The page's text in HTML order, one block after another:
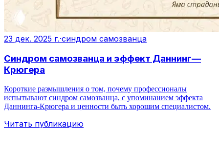
23 дек. 2025 г.·синдром самозванца
Синдром самозванца и эффект Даннинг—
Крюгера
Короткие размышления о том, почему профессионалы
испытывают синдром самозванца, с упоминанием эффекта
Даннинга‑Крюгера и ценности быть хорошим специалистом.
Читать публикацию